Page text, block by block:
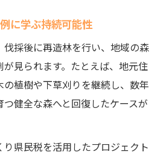
に学ぶ持続可能性
採後に再造林を行い、地域の森
見られます。たとえば、地元住
植樹や下草刈りを継続し、数年
健全な森へと回復したケースが
り県民税を活用したプロジェクト